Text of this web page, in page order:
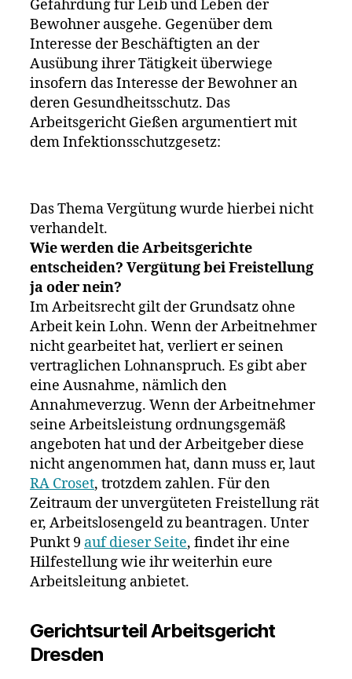
Gefährdung für Leib und Leben der
Bewohner ausgehe. Gegenüber dem
Interesse der Beschäftigten an der
Ausübung ihrer Tätigkeit überwiege
insofern das Interesse der Bewohner an
deren Gesundheitsschutz. Das
Arbeitsgericht Gießen argumentiert mit
dem Infektionsschutzgesetz:
Das Thema Vergütung wurde hierbei nicht
verhandelt.
Wie werden die Arbeitsgerichte
entscheiden? Vergütung bei Freistellung
ja oder nein?
Im Arbeitsrecht gilt der Grundsatz ohne
Arbeit kein Lohn. Wenn der Arbeitnehmer
nicht gearbeitet hat, verliert er seinen
vertraglichen Lohnanspruch. Es gibt aber
eine Ausnahme, nämlich den
Annahmeverzug. Wenn der Arbeitnehmer
seine Arbeitsleistung ordnungsgemäß
angeboten hat und der Arbeitgeber diese
nicht angenommen hat, dann muss er, laut
RA Croset, trotzdem zahlen. Für den
Zeitraum der unvergüteten Freistellung rät
er, Arbeitslosengeld zu beantragen. Unter
Punkt 9 auf dieser Seite, findet ihr eine
Hilfestellung wie ihr weiterhin eure
Arbeitsleitung anbietet.
Gerichtsurteil Arbeitsgericht
Dresden